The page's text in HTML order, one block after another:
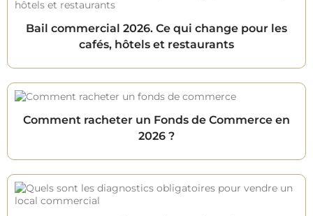
Bail commercial 2026. Ce qui change pour les
cafés, hôtels et restaurants
Comment racheter un Fonds de Commerce en
2026 ?